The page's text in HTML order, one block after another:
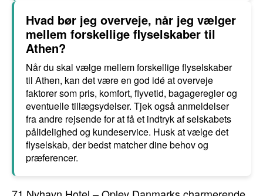
Hvad bør jeg overveje, når jeg vælger
mellem forskellige flyselskaber til
Athen?
Når du skal vælge mellem forskellige flyselskaber
til Athen, kan det være en god idé at overveje
faktorer som pris, komfort, flyvetid, bagageregler og
eventuelle tillægsydelser. Tjek også anmeldelser
fra andre rejsende for at få et indtryk af selskabets
pålidelighed og kundeservice. Husk at vælge det
flyselskab, der bedst matcher dine behov og
præferencer.